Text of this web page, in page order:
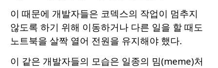
이 때문에 개발자들은 코덱스의 작업이 멈추지
않도록 하기 위해 이동하거나 다른 일을 할 때도
노트북을 살짝 열어 전원을 유지해야 했다.
이 같은 개발자들의 모습은 일종의 밈(meme)처